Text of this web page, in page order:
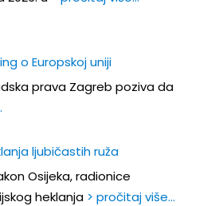
o Europskoj uniji
prava Zagreb poziva da
ljubičastih ruža
Osijeka, radionice
heklanja > pročitaj više…